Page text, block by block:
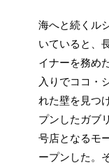
海へと続くル
いていると、
イナーを務め
入りでココ・
れた壁を見つ
プンしたガブ
号店となるモ
ープンした。